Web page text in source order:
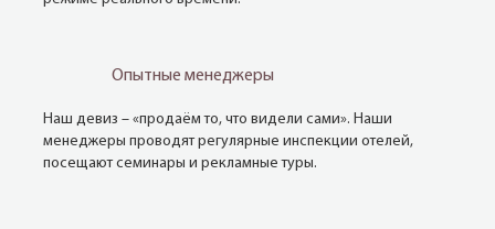
Опытные менеджеры
Наш девиз – «продаём то, что видели сами». Наши
менеджеры проводят регулярные инспекции отелей,
посещают семинары и рекламные туры.